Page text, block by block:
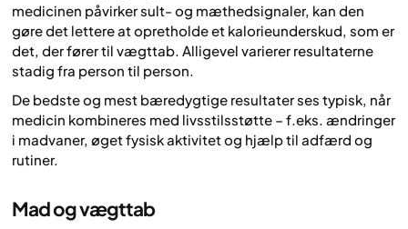
medicinen påvirker sult- og mæthedsignaler, kan den
gøre det lettere at opretholde et kalorieunderskud, som er
det, der fører til vægttab. Alligevel varierer resultaterne
stadig fra person til person.
De bedste og mest bæredygtige resultater ses typisk, når
medicin kombineres med livsstilsstøtte – f.eks. ændringer
i madvaner, øget fysisk aktivitet og hjælp til adfærd og
rutiner.
Mad og vægttab